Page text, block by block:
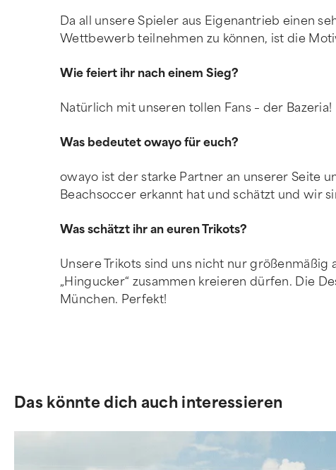
Da all unsere Spieler aus Eigenantrieb einen
Wettbewerb teilnehmen zu können, ist die
Wie feiert ihr nach einem Sieg?
Natürlich mit unseren tollen Fans – der Bazeria!
Was bedeutet owayo für euch?
owayo ist der starke Partner an unserer Seite
Beachsoccer erkannt hat und schätzt und wir
Was schätzt ihr an euren Trikots?
Unsere Trikots sind uns nicht nur
„Hingucker“ zusammen kreieren dürfen. Die
München. Perfekt!
Das könnte dich auch interessieren